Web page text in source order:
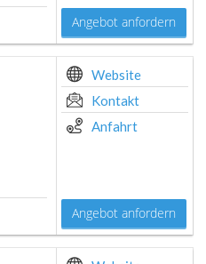
Angebot anfordern
Website
Kontakt
Anfahrt
Angebot anfordern